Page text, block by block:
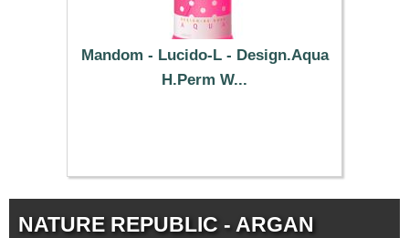
Mandom - Lucido-L - Design.Aqua
H.Perm W...
NATURE REPUBLIC - ARGAN